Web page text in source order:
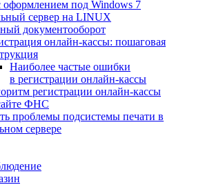
оформлением под Windows 7
сервер на LINUX
документооборот
онлайн-кассы: пошаговая
Наиболее частые ошибки
в регистрации онлайн-кассы
регистрации онлайн-кассы
ФНС
проблемы подсистемы печати в
сервере